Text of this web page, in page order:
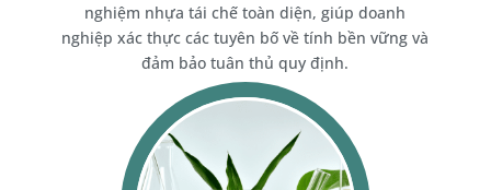
nghiệm nhựa tái chế toàn diện, giúp doanh
nghiệp xác thực các tuyên bố về tính bền vững và
đảm bảo tuân thủ quy định.